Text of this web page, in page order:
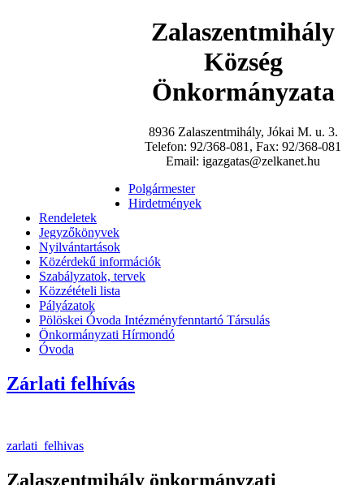
Zalaszentmihály
Község
Önkormányzata
8936 Zalaszentmihály, Jókai M. u. 3.
Telefon: 92/368-081, Fax: 92/368-081
Email: igazgatas@zelkanet.hu
Polgármester
Hirdetmények
Rendeletek
Jegyzőkönyvek
Nyilvántartások
Közérdekű információk
Szabályzatok, tervek
Közzétételi lista
Pályázatok
Pölöskei Óvoda Intézményfenntartó Társulás
Önkormányzati Hírmondó
Óvoda
Zárlati felhívás
zarlati_felhivas
Zalaszentmihály önkormányzati